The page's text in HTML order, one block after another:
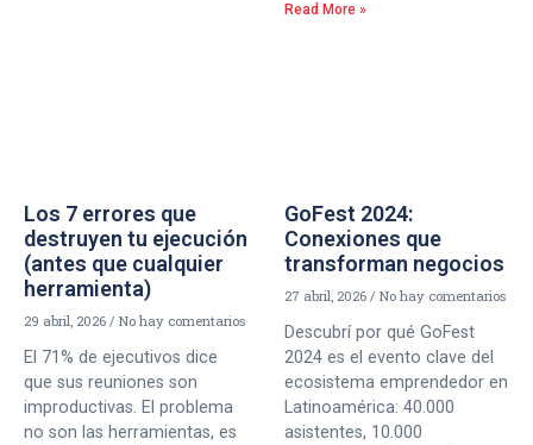
Read More »
Los 7 errores que
destruyen tu ejecución
(antes que cualquier
herramienta)
29 abril, 2026 No hay comentarios
El 71% de ejecutivos dice
que sus reuniones son
improductivas. El problema
no son las herramientas, es
GoFest 2024:
Conexiones que
transforman negocios
27 abril, 2026 No hay comentarios
Descubrí por qué GoFest
2024 es el evento clave del
ecosistema emprendedor en
Latinoamérica: 40.000
asistentes, 10.000